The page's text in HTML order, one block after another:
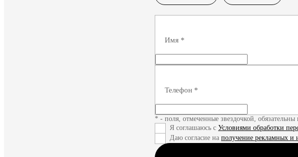
Получить предложение
Имя *
Телефон *
* - поля, отмеченные звездочкой,
Я соглашаюсь с Условиями обработки
Даю согласие на получение рекламных